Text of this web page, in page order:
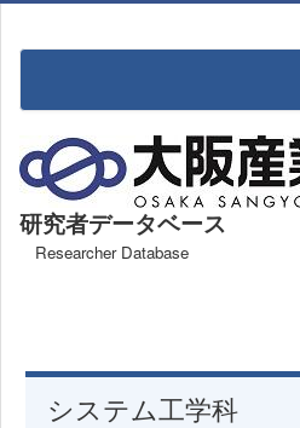
研究者データベース
Researcher Database
システム工学科